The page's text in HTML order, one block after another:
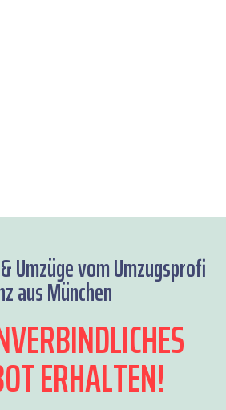
Umzüge vom Umzugsprofi
aus München
ERHALTEN!